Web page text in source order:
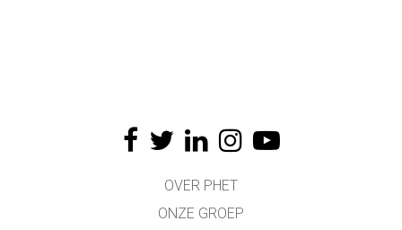
OVER PHET
ONZE GROEP